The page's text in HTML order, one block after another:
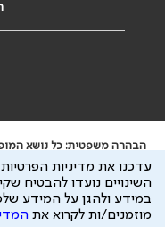
הבהרה משפטית: כל נושא
ייעוץ רפואי או משפטי. אין
ידוע לי שהר"י אוספת ושומרת
להיות מועבר לצדדים
עדכנו את מדיניות
השינויים נועדו להבטיח
במידע ולהגן על המידע
מוזמנים/ות לקרוא את